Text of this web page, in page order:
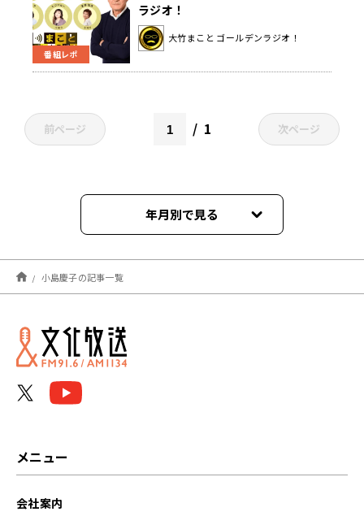
番組レポ
ラジオ！
大竹まこと ゴールデンラジオ！
前ページ 1 次ページ
年月別で見る
2026年08月
2026年07月
2026年06月
小島慶子の記事一覧
メニュー
会社案内